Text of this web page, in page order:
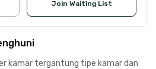
Join Waiting List
kamar tergantung tipe kamar dan